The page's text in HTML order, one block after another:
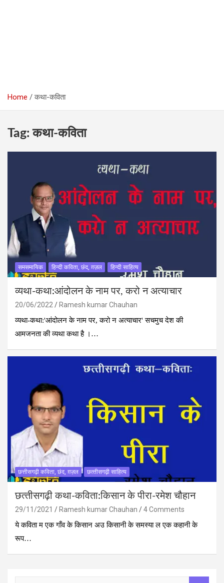
Home कथा-कविता
Tag:कथा-कविता
समसमायिक हिन्दी कविता, छंद, ग़ज़ल हिन्दी साहित्य
व्‍यथा-कथा:आंदोलन के नाम पर, करो न अत्‍याचार
20/06/2022
Ramesh kumar Chauhan
व्‍यथा-कथा:'आंदोलन के नाम पर, करो न अत्‍याचार' सचमुच देश की
आमजनता की व्‍यथा कथा है ।…
छत्तीसगढ़ी कविता, छंद, ग़ज़ल छत्‍तीसगढ़ी साहित्‍य
छत्‍तीसगढ़ी कथा-कविता:किसान के पीरा-रमेश चौहान
29/11/2021 Ramesh kumar Chauhan
4 Comments
ये कविता म एक गाँव के किसान अउ किसानी के समस्‍या ल एक कहानी के
रूप…